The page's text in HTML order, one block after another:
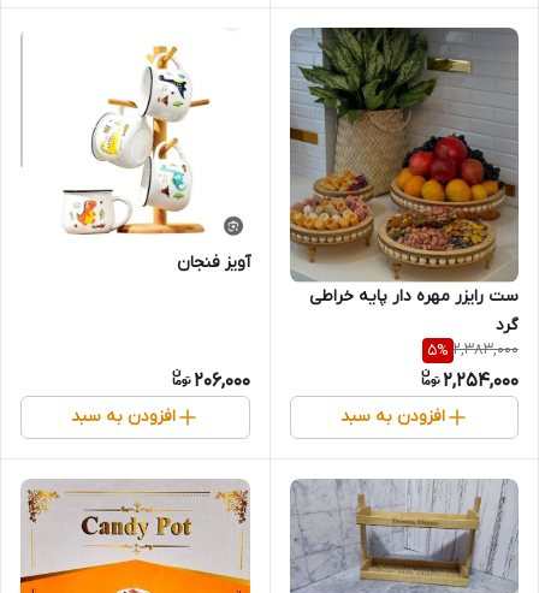
ست رایزر مهره دار پایه خراطی
گرد
2,383,000
5%
2,254,000
افزودن به سبد
آویز فنجان
206,000
افزودن به سبد